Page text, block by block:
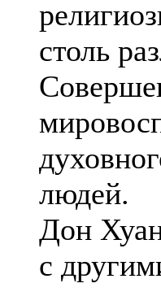
столь
людей.
Дон
с